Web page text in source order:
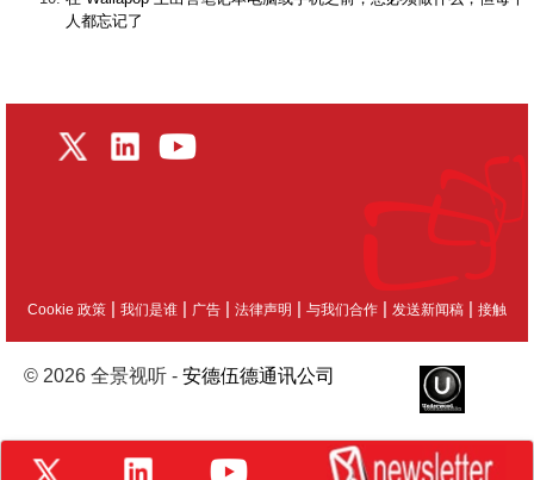
人都忘记了
Cookie 政策 | 我们是谁 | 广告 | 法律声明 | 与我们合作 | 发送新闻稿 | 接触
© 2026 全景视听 - 安德伍德通讯公司